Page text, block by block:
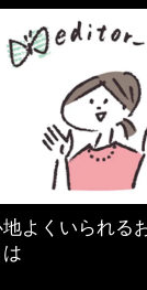
よくいられる
は